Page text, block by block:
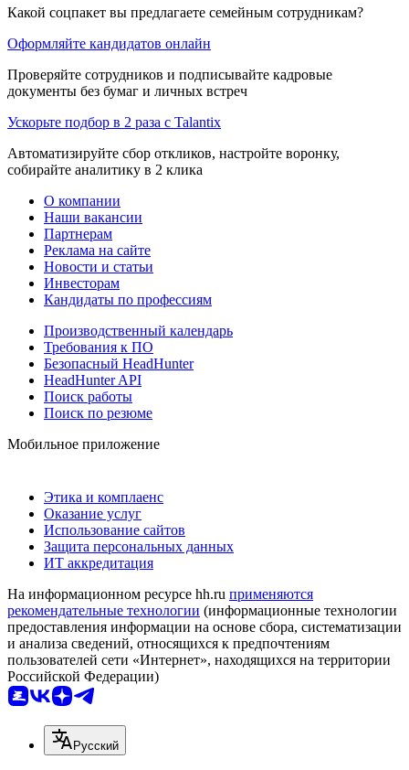
Какой соцпакет вы предлагаете семейным сотрудникам?
Оформляйте кандидатов онлайн
Проверяйте сотрудников и подписывайте кадровые
документы без бумаг и личных встреч
Ускорьте подбор в 2 раза с Talantix
Автоматизируйте сбор откликов, настройте воронку,
собирайте аналитику в 2 клика
О компании
Наши вакансии
Партнерам
Реклама на сайте
Новости и статьи
Инвесторам
Кандидаты по профессиям
Производственный календарь
Требования к ПО
Безопасный HeadHunter
HeadHunter API
Поиск работы
Поиск по резюме
Мобильное приложение
Этика и комплаенс
Оказание услуг
Использование сайтов
Защита персональных данных
ИТ аккредитация
На информационном ресурсе hh.ru применяются
рекомендательные технологии (информационные технологии
предоставления информации на основе сбора, систематизации
и анализа сведений, относящихся к предпочтениям
пользователей сети «Интернет», находящихся на территории
Российской Федерации)
Русский